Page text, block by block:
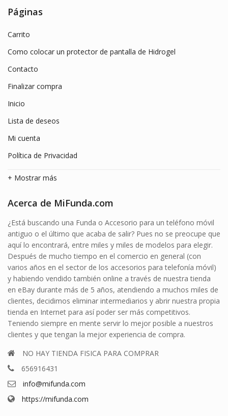
Páginas
Carrito
Como colocar un protector de pantalla de Hidrogel
Contacto
Finalizar compra
Inicio
Lista de deseos
Mi cuenta
Política de Privacidad
+ Mostrar más
Acerca de MiFunda.com
¿Está buscando una Funda o Accesorio para un teléfono móvil
antiguo o el último que acaba de salir? Pues no se preocupe que
aquí lo encontrará, entre miles y miles de modelos para elegir.
Después de mucho tiempo en el comercio en general (con
varios años en el sector de los accesorios para telefonía móvil)
y habiendo vendido también online a través de nuestra tienda
en eBay durante más de 5 años, atendiendo a muchos miles de
clientes, decidimos eliminar intermediarios y abrir nuestra propia
tienda en Internet para así poder ser más competitivos.
Teniendo siempre en mente servir lo mejor posible a nuestros
clientes y que tengan la mejor experiencia de compra.
NO HAY TIENDA FISICA PARA COMPRAR
656916431
info@mifunda.com
https://mifunda.com